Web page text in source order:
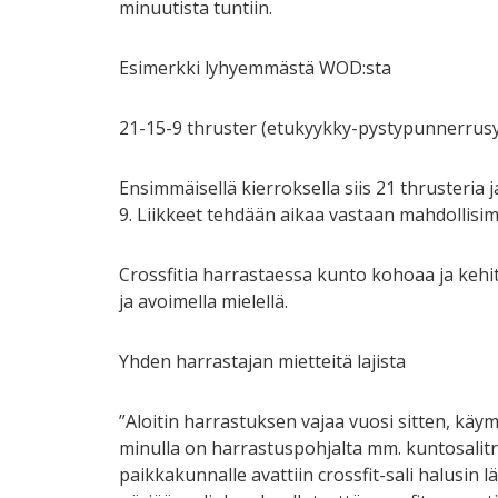
minuutista tuntiin.
Esimerkki lyhyemmästä WOD:sta
21-15-9 thruster (etukyykky-
Ensimmäisellä kierroksella siis 21 thrusteria
9. Liikkeet tehdään aikaa vastaan
Crossfitia harrastaessa kunto kohoaa ja
ja avoimella mielellä.
Yhden harrastajan mietteitä lajista
”Aloitin harrastuksen vajaa vuosi sitten,
minulla on harrastuspohjalta mm.
paikkakunnalle avattiin crossfit-sali halusin